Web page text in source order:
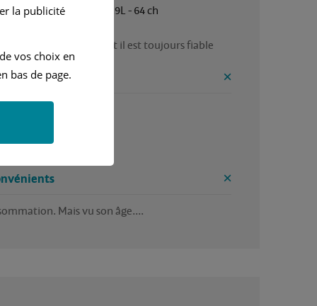
Manuelle 1.9L - 64 ch
véhicule date de 2001 et il est toujours fiable
Mais vu son âge....
la publicité
vos choix en
bas de page.